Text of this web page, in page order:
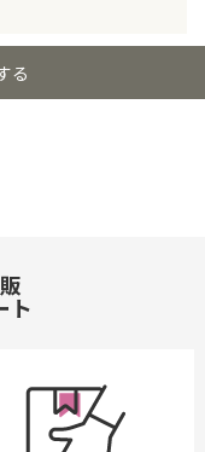
る
ト